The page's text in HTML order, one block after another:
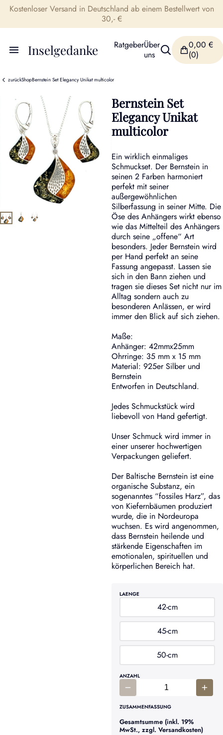
Kostenloser Versand in Deutschland ab einem Bestellwert von
30,- €
Inselgedanke RatgeberÜber
uns
0,00 €
(0)
zurückShopBernstein Set Elegancy Unikat multicolor
Bernstein Set
Elegancy Unikat
multicolor
Ein wirklich einmaliges
Schmuckset. Der Bernstein in
seinen 2 Farben harmoniert
perfekt mit seiner
außergewöhnlichen
Silberfassung in seiner Mitte. Die
Öse des Anhängers wirkt ebenso
wie das Mittelteil des Anhängers
durch seine „offene“ Art
besonders. Jeder Bernstein wird
per Hand perfekt an seine
Fassung angepasst. Lassen sie
sich in den Bann ziehen und
tragen sie dieses Set nicht nur im
Alltag sondern auch zu
besonderen Anlässen, er wird
immer den Blick auf sich ziehen.
Maße:
Anhänger: 42mmx25mm
Ohrringe: 35 mm x 15 mm
Material: 925er Silber und
Bernstein
Entworfen in Deutschland.
Jedes Schmuckstück wird
liebevoll von Hand gefertigt.
Unser Schmuck wird immer in
einer unserer hochwertigen
Verpackungen geliefert.
Der Baltische Bernstein ist eine
organische Substanz, ein
sogenanntes “fossiles Harz”, das
von Kiefernbäumen produziert
wurde, die in Nordeuropa
wuchsen. Es wird angenommen,
dass Bernstein heilende und
stärkende Eigenschaften im
emotionalen, spirituellen und
körperlichen Bereich hat.
LAENGE
42-cm
45-cm
50-cm
ANZAHL
ZUSAMMENFASSUNG
Gesamtsumme (inkl. 19%
MwSt., zzgl. Versandkosten)